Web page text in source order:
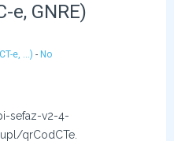
e, GNRE)
e, ...) - No
sefaz-v2-4-
qrCodCTe.